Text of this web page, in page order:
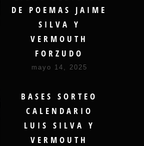
DE POEMAS JAIME
SILVA Y
VERMOUTH
FORZUDO
mayo 14, 2025
BASES SORTEO
CALENDARIO
LUIS SILVA Y
VERMOUTH